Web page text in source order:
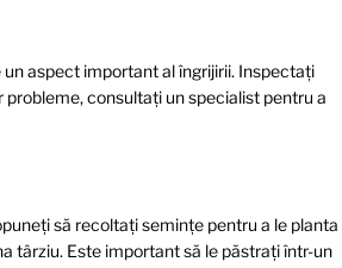
aspect important al îngrijirii. Inspectați
consultați un specialist pentru a
să recoltați semințe pentru a le planta
târziu. Este important să le păstrați într-un